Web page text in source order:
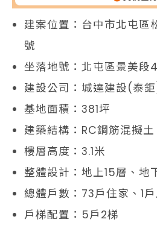
建案位置：台中市北屯區
號
坐落地號：北屯區景美段
建設公司：城達建設(泰
基地面積：381坪
建築結構：RC鋼筋混擬土
樓層高度：3.1米
整體設計：地上15層、地
總體戶數：73戶住家、1
戶梯配置：5戶2梯